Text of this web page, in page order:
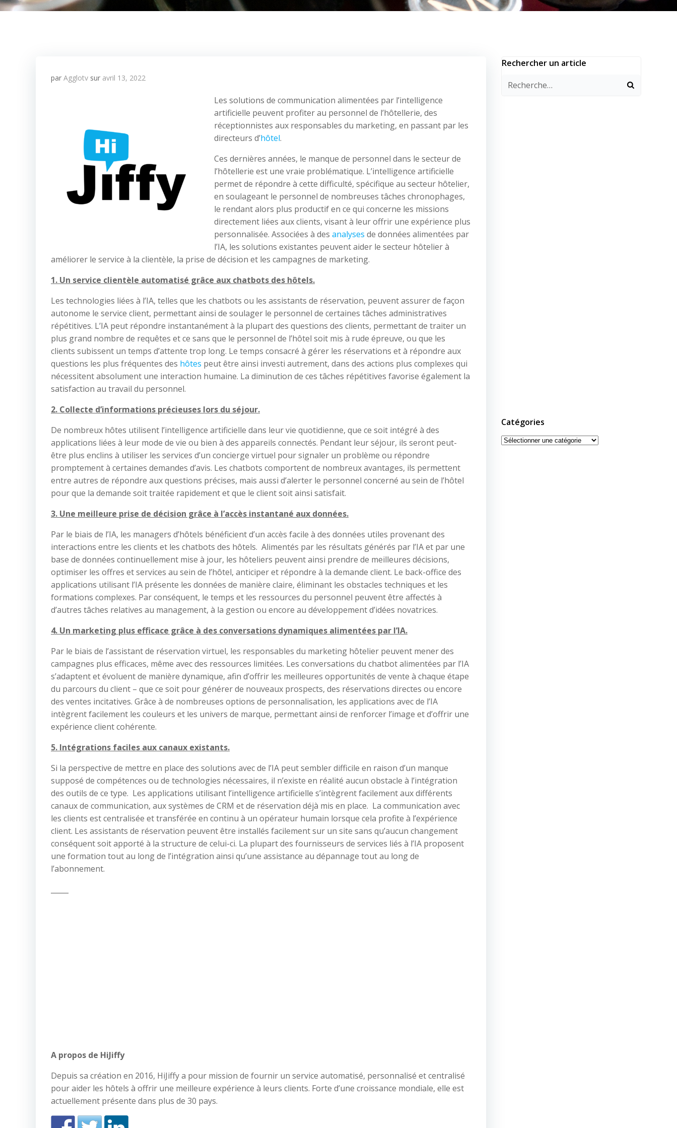
par Agglotv sur avril 13, 2022
Les solutions de communication alimentées par l’intelligence
artificielle peuvent profiter au personnel de l’hôtellerie, des
réceptionnistes aux responsables du marketing, en passant par les
directeurs d’hôtel.
Ces dernières années, le manque de personnel dans le secteur de
l’hôtellerie est une vraie problématique. L’intelligence artificielle
permet de répondre à cette difficulté, spécifique au secteur hôtelier,
en soulageant le personnel de nombreuses tâches chronophages,
le rendant alors plus productif en ce qui concerne les missions
directement liées aux clients, visant à leur offrir une expérience plus
personnalisée. Associées à des analyses de données alimentées par
l’IA, les solutions existantes peuvent aider le secteur hôtelier à
améliorer le service à la clientèle, la prise de décision et les campagnes de marketing.
1. Un service clientèle automatisé grâce aux chatbots des hôtels.
Les technologies liées à l’IA, telles que les chatbots ou les assistants de réservation, peuvent assurer de façon
autonome le service client, permettant ainsi de soulager le personnel de certaines tâches administratives
répétitives. L’IA peut répondre instantanément à la plupart des questions des clients, permettant de traiter un
plus grand nombre de requêtes et ce sans que le personnel de l’hôtel soit mis à rude épreuve, ou que les
clients subissent un temps d’attente trop long. Le temps consacré à gérer les réservations et à répondre aux
questions les plus fréquentes des hôtes peut être ainsi investi autrement, dans des actions plus complexes qui
nécessitent absolument une interaction humaine. La diminution de ces tâches répétitives favorise également la
satisfaction au travail du personnel.
2. Collecte d’informations précieuses lors du séjour.
De nombreux hôtes utilisent l’intelligence artificielle dans leur vie quotidienne, que ce soit intégré à des
applications liées à leur mode de vie ou bien à des appareils connectés. Pendant leur séjour, ils seront peut-
être plus enclins à utiliser les services d’un concierge virtuel pour signaler un problème ou répondre
promptement à certaines demandes d’avis. Les chatbots comportent de nombreux avantages, ils permettent
entre autres de répondre aux questions précises, mais aussi d’alerter le personnel concerné au sein de l’hôtel
pour que la demande soit traitée rapidement et que le client soit ainsi satisfait.
3. Une meilleure prise de décision grâce à l’accès instantané aux données.
Par le biais de l’IA, les managers d’hôtels bénéficient d’un accès facile à des données utiles provenant des
interactions entre les clients et les chatbots des hôtels. Alimentés par les résultats générés par l’IA et par une
base de données continuellement mise à jour, les hôteliers peuvent ainsi prendre de meilleures décisions,
optimiser les offres et services au sein de l’hôtel, anticiper et répondre à la demande client. Le back-office des
applications utilisant l’IA présente les données de manière claire, éliminant les obstacles techniques et les
formations complexes. Par conséquent, le temps et les ressources du personnel peuvent être affectés à
d’autres tâches relatives au management, à la gestion ou encore au développement d’idées novatrices.
4. Un marketing plus efficace grâce à des conversations dynamiques alimentées par l’IA.
Par le biais de l’assistant de réservation virtuel, les responsables du marketing hôtelier peuvent mener des
campagnes plus efficaces, même avec des ressources limitées. Les conversations du chatbot alimentées par l’IA
s’adaptent et évoluent de manière dynamique, afin d’offrir les meilleures opportunités de vente à chaque étape
du parcours du client – que ce soit pour générer de nouveaux prospects, des réservations directes ou encore
des ventes incitatives. Grâce à de nombreuses options de personnalisation, les applications avec de l’IA
intègrent facilement les couleurs et les univers de marque, permettant ainsi de renforcer l’image et d’offrir une
expérience client cohérente.
5. Intégrations faciles aux canaux existants.
Si la perspective de mettre en place des solutions avec de l’IA peut sembler difficile en raison d’un manque
supposé de compétences ou de technologies nécessaires, il n’existe en réalité aucun obstacle à l’intégration
des outils de ce type. Les applications utilisant l’intelligence artificielle s’intègrent facilement aux différents
canaux de communication, aux systèmes de CRM et de réservation déjà mis en place. La communication avec
les clients est centralisée et transférée en continu à un opérateur humain lorsque cela profite à l’expérience
client. Les assistants de réservation peuvent être installés facilement sur un site sans qu’aucun changement
conséquent soit apporté à la structure de celui-ci. La plupart des fournisseurs de services liés à l’IA proposent
une formation tout au long de l’intégration ainsi qu’une assistance au dépannage tout au long de
l’abonnement.
A propos de HiJiffy
Depuis sa création en 2016, HiJiffy a pour mission de fournir un service automatisé, personnalisé et centralisé
pour aider les hôtels à offrir une meilleure expérience à leurs clients. Forte d’une croissance mondiale, elle est
actuellement présente dans plus de 30 pays.
Rechercher un article
Catégories
Catégories